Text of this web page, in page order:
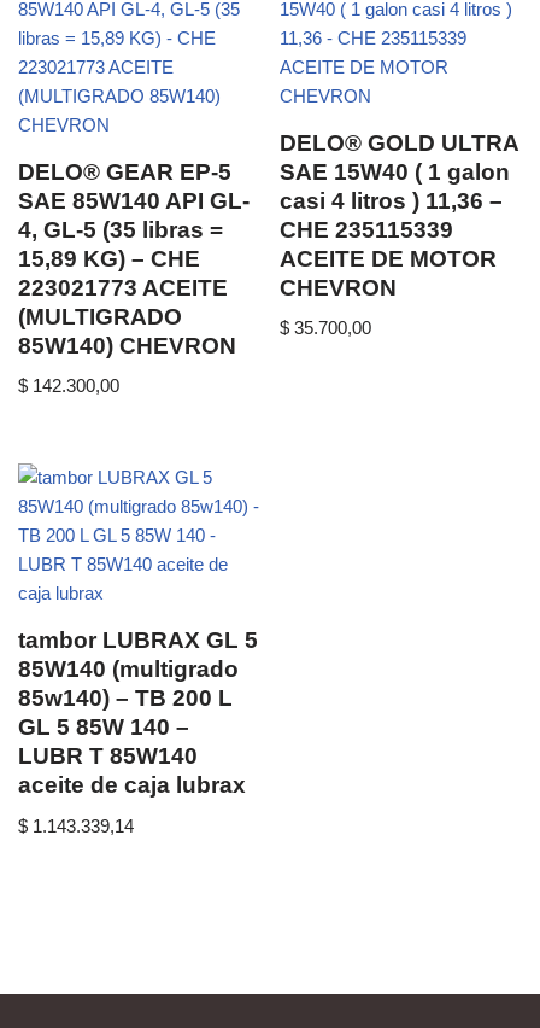
DELO® GEAR EP-5
SAE 85W140 API GL-
4, GL-5 (35 libras =
15,89 KG) – CHE
223021773 ACEITE
(MULTIGRADO
85W140) CHEVRON
$ 142.300,00
DELO® GOLD ULTRA
SAE 15W40 ( 1 galon
casi 4 litros ) 11,36 –
CHE 235115339
ACEITE DE MOTOR
CHEVRON
$ 35.700,00
tambor LUBRAX GL 5
85W140 (multigrado
85w140) – TB 200 L
GL 5 85W 140 –
LUBR T 85W140
aceite de caja lubrax
$ 1.143.339,14